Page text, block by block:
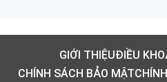
GIỚI THIỆUĐIỀU
CHÍNH SÁCH BẢO MẬT